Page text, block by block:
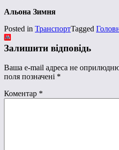
Альона Зимня
Posted in ТранспортTagged
Залишити відповідь
Ваша e-mail адреса не
поля позначені *
Коментар *